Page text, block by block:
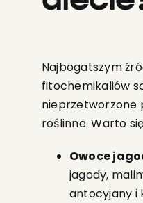
Najbogatszym
fitochemikaliów
nieprzetworzone
roślinne. Warto
Owoce
jagody,
antocyjany i